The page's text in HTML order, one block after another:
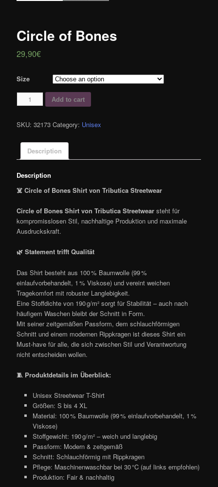
Circle of Bones
29,90€
Size
Circle
of
quantity
Add to cart
SKU:32173 Category: Unisex
Description
Description
☠️ Circle of Bones Shirt von Tributica Streetwear
Circle of Bones Shirt von Tributica Streetwear steht für
kompromisslosen Stil, nachhaltige Produktion und maximale
Ausdruckskraft.
🌿 Statement trifft Qualität
Das Shirt besteht aus 100 % Baumwolle (99 %
einlaufvorbehandelt, 1 % Viskose) und vereint weichen
Tragekomfort mit robuster Langlebigkeit.
Eine Stoffdichte von 190 g/m² sorgt für Stabilität – auch nach
häufigem Waschen bleibt der Schnitt in Form.
Mit seiner zeitgemäßen Passform, dem schlauchförmigen
Schnitt und einem modernen Rippkragen ist dieses Shirt ein
Must-have für alle, die sich zwischen Stil und Verantwortung
nicht entscheiden wollen.
🧵 Produktdetails im Überblick:
Unisex Streetwear T-Shirt
Größen: S bis 4 XL
Material: 100 % Baumwolle (99 % einlaufvorbehandelt, 1 %
Viskose)
Stoffgewicht: 190 g/m² – weich und langlebig
Passform: Modern & zeitgemäß
Schnitt: Schlauchförmig mit Rippkragen
Pflege: Maschinenwaschbar bei 30 °C (auf links empfohlen)
Produktion: Fair & nachhaltig